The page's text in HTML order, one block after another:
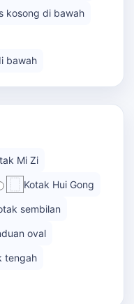
kosong di bawah
bawah
Mi Zi
Kotak Hui Gong
sembilan
oval
tengah